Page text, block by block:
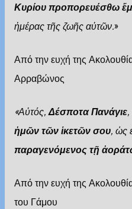
Κυρίου προπορευέσθωἔ
ἡμέρας τῆς ζωῆς αὐτῶν.»
Από την ευχή της
Αρραβώνος
«Αὐτός,Δέσποτα Πανάγιε,
ἡμῶν τῶν ἱκετῶν σου, ὡς
παραγενόμενος τῇ
Από την ευχή της
του Γάμου